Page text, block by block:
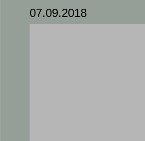
07.09.2018